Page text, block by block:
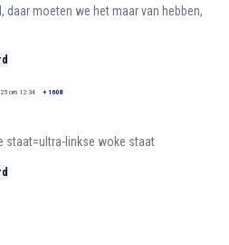
daar moeten we het maar van hebben,
om 12:34 + 1608
staat=ultra-linkse woke staat